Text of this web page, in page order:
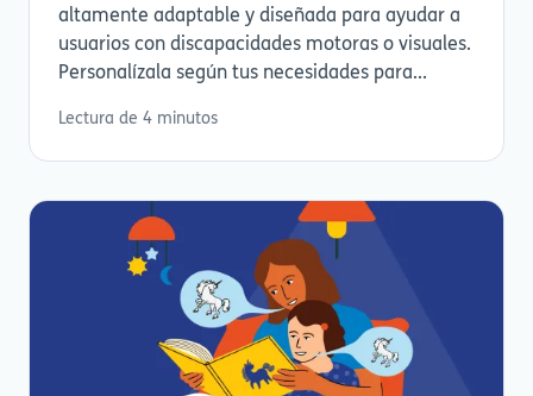
altamente adaptable y diseñada para ayudar a
usuarios con discapacidades motoras o visuales.
Personalízala según tus necesidades para...
Lectura de 4 minutos